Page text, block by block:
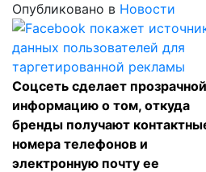
Опубликовано в Новости
Соцсеть сделает прозрачной
информацию о том, откуда
бренды получают
номера телефонов и
электронную почту ее